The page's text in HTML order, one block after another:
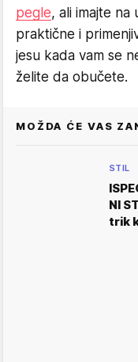
pegle, ali imajte na
praktične i
jesu kada vam se
želite da obučete.
MOŽDA ĆE VAS
STIL
NI
trik